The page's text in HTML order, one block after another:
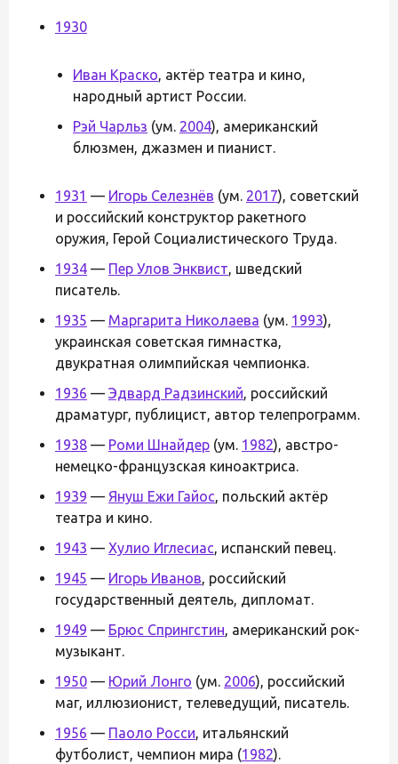
1930
Иван Краско, актёр театра и кино,
народный артист России.
Рэй Чарльз (ум. 2004), американский
блюзмен, джазмен и пианист.
1931 — Игорь Селезнёв (ум. 2017), советский
и российский конструктор ракетного
оружия, Герой Социалистического Труда.
1934 — Пер Улов Энквист, шведский
писатель.
1935 — Маргарита Николаева (ум. 1993),
украинская советская гимнастка,
двукратная олимпийская чемпионка.
1936 — Эдвард Радзинский, российский
драматург, публицист, автор телепрограмм.
1938 — Роми Шнайдер (ум. 1982), австро-
немецко-французская киноактриса.
1939 — Януш Ежи Гайос, польский актёр
театра и кино.
1943 — Хулио Иглесиас, испанский певец.
1945 — Игорь Иванов, российский
государственный деятель, дипломат.
1949 — Брюс Спрингстин, американский рок-
музыкант.
1950 — Юрий Лонго (ум. 2006), российский
маг, иллюзионист, телеведущий, писатель.
1956 — Паоло Росси, итальянский
футболист, чемпион мира (1982).